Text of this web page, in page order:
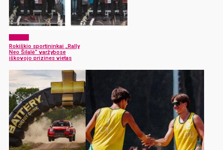
Rokiškio sportininkai „Rally
Neo Šilalė“ varžybose
iškovojo prizines vietas